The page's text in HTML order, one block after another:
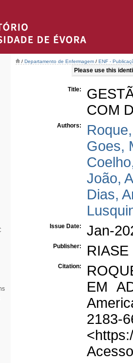
/ Departamento de Enfermagem / ENF -
Please use this
Title:
COM
Authors:
Goes,
João,
Dias,
Issue Date: Jan-
Publisher: RIASE
Citation:
EM